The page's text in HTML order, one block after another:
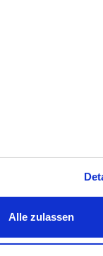
Alle zulassen
den Kunst- und